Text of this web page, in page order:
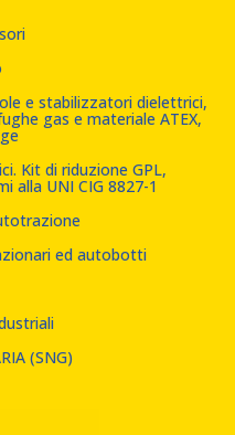
e stabilizzatori dielettrici,
gas e materiale ATEX,
Kit di riduzione GPL,
alla UNI CIG 8827-1
ed autobotti
(SNG)